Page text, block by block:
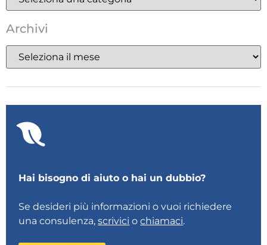
Archivi
Hai bisogno di aiuto o hai un dubbio?
Se desideri più informazioni o vuoi richiedere
una consulenza,scrivici ochiamaci.